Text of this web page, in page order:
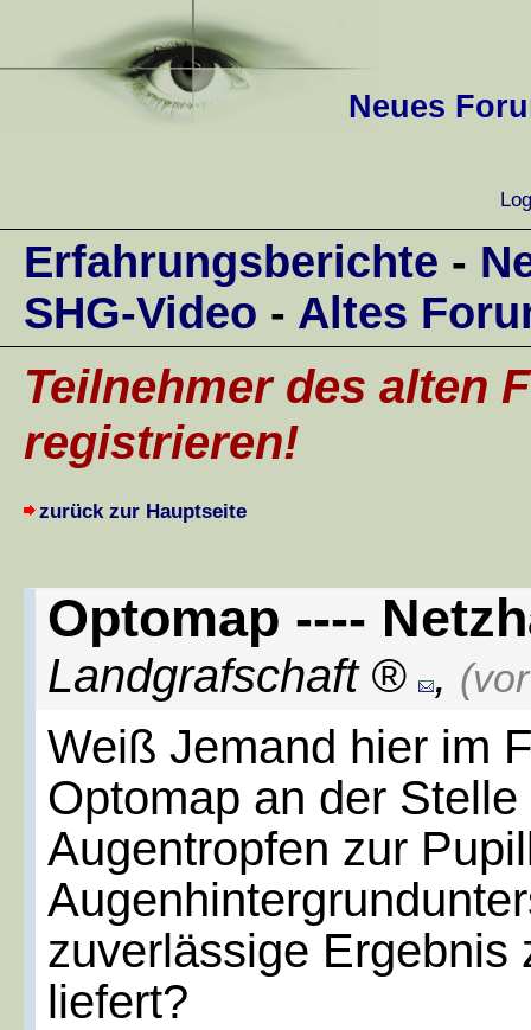
Neues
Erfahrungsberichte -
SHG-Video - Altes
Teilnehmer des alten
registrieren!
zurück zur Hauptseite
Optomap ----
Landgrafschaft ,
Weiß Jemand hier im
Optomap an der
Augentropfen zur
zuverlässige Ergebnis
liefert?